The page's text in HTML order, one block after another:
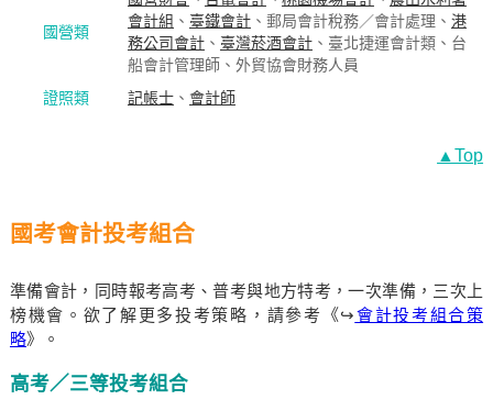
國營類
會計組 、 臺鐵會計、郵局會計稅務／會計處理、 港
務公司會計、 臺灣菸酒會計、臺北捷運會計類、台
船會計管理師、外貿協會財務人員
證照類
記帳士、 會計師
▲Top
國考會計投考組合
準備會計，同時報考高考、普考與地方特考，一次準備，三次上
榜機會。欲了解更多投考策略，請參考《↪會計投考組合策
略》。
高考／三等投考組合